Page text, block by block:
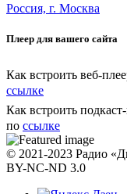
Россия, г. Москва
Плеер для вашего сайта
Как встроить веб-
ссылке
Как встроить
по ссылке
© 2021-2023 Радио
BY-NC-ND 3.0